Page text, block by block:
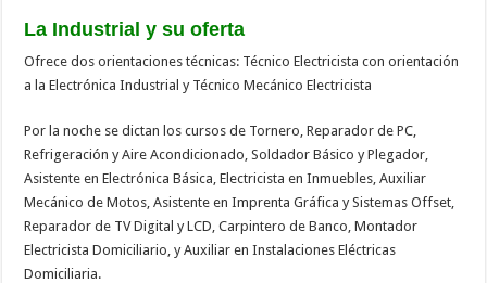
La Industrial y su oferta
Ofrece dos orientaciones técnicas: Técnico Electricista con orientación
a la Electrónica Industrial y Técnico Mecánico Electricista
Por la noche se dictan los cursos de Tornero, Reparador de PC,
Refrigeración y Aire Acondicionado, Soldador Básico y Plegador,
Asistente en Electrónica Básica, Electricista en Inmuebles, Auxiliar
Mecánico de Motos, Asistente en Imprenta Gráfica y Sistemas Offset,
Reparador de TV Digital y LCD, Carpintero de Banco, Montador
Electricista Domiciliario, y Auxiliar en Instalaciones Eléctricas
Domiciliaria.